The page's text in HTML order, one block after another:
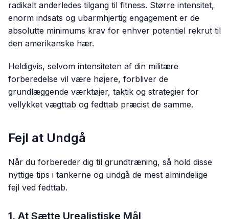
radikalt anderledes tilgang til fitness. Større intensitet,
enorm indsats og ubarmhjertig engagement er de
absolutte minimums krav for enhver potentiel rekrut til
den amerikanske hær.
Heldigvis, selvom intensiteten af din militære
forberedelse vil være højere, forbliver de
grundlæggende værktøjer, taktik og strategier for
vellykket vægttab og fedttab præcist de samme.
Fejl at Undgå
Når du forbereder dig til grundtræning, så hold disse
nyttige tips i tankerne og undgå de mest almindelige
fejl ved fedttab.
1. At Sætte Urealistiske Mål